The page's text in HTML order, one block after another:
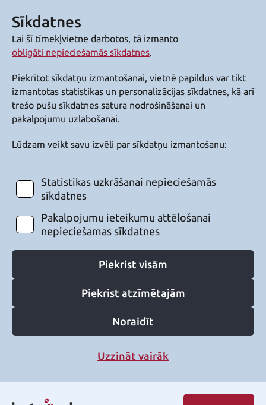
Sīkdatnes
Lai šī tīmekļvietne darbotos, tā izmanto
obligāti nepieciešamās sīkdatnes.
Piekrītot sīkdatņu izmantošanai, vietnē papildus var tikt
izmantotas statistikas un personalizācijas sīkdatnes, kā arī
trešo pušu sīkdatnes satura nodrošināšanai un
pakalpojumu uzlabošanai.
Lūdzam veikt savu izvēli par sīkdatņu izmantošanu:
Statistikas uzkrāšanai nepieciešamās
sīkdatnes
Pakalpojumu ieteikumu attēlošanai
nepieciešamas sīkdatnes
Piekrist visām
Piekrist atzīmētajām
Noraidīt
Uzzināt vairāk